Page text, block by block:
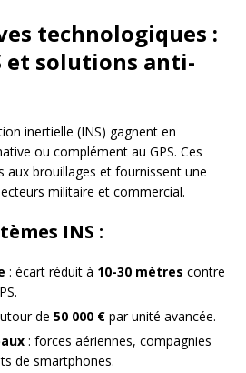
technologiques :
et solutions anti-
inertielle (INS) gagnent en
ou complément au GPS. Ces
aux brouillages et fournissent une
militaire et commercial.
INS :
: écart réduit à 10-30 mètres contre
de 50 000 € par unité avancée.
: forces aériennes, compagnies
de smartphones.